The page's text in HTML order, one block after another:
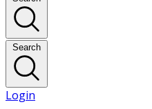
Search
Login